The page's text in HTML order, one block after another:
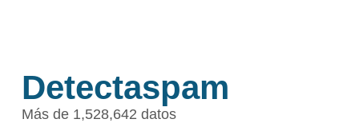
Detectaspam
Más de 1,528,642 datos